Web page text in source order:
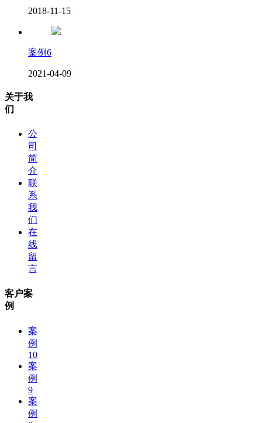
2018-11-15
案例6
2021-04-09
关于我
们
公
司
简
介
联
系
我
们
在
线
留
言
客户案
例
案
例
10
案
例
9
案
例